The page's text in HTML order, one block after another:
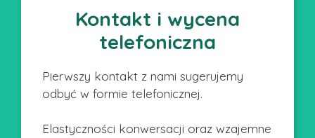
Kontakt i wycena
telefoniczna
Pierwszy kontakt z nami sugerujemy
odbyć w formie telefonicznej.
Elastyczności konwersacji oraz wzajemne